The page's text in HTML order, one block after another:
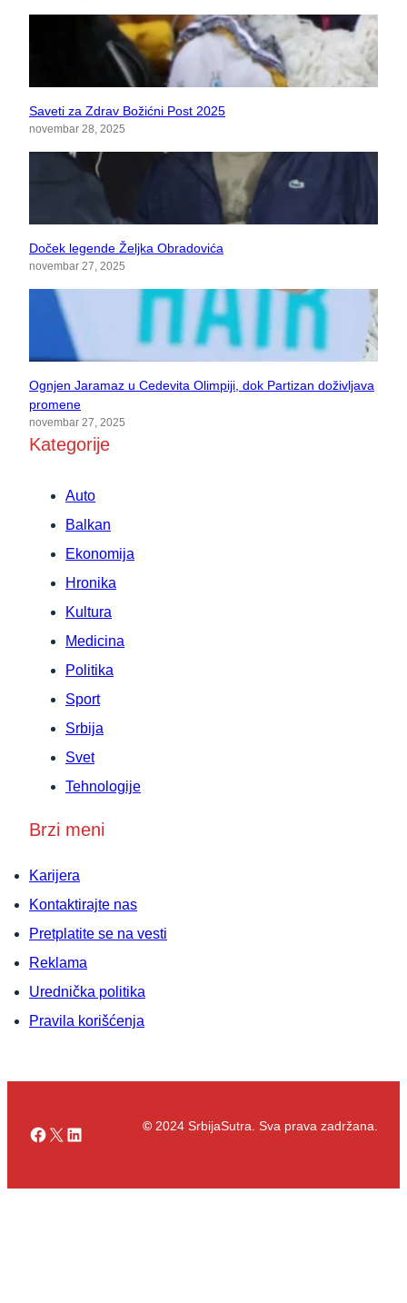
Saveti za Zdrav Božićni Post 2025
novembar 28, 2025
Doček legende Željka Obradovića
novembar 27, 2025
Ognjen Jaramaz u Cedevita Olimpiji, dok Partizan doživljava
promene
novembar 27, 2025
Kategorije
Auto
Balkan
Ekonomija
Hronika
Kultura
Medicina
Politika
Sport
Srbija
Svet
Tehnologije
Brzi meni
Karijera
Kontaktirajte nas
Pretplatite se na vesti
Reklama
Urednička politika
Pravila korišćenja
Facebook
X LinkedIn© 2024 SrbijaSutra. Sva prava zadržana.